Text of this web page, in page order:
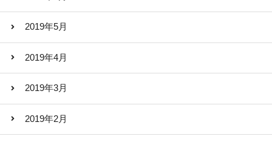
2019年5月
2019年4月
2019年3月
2019年2月